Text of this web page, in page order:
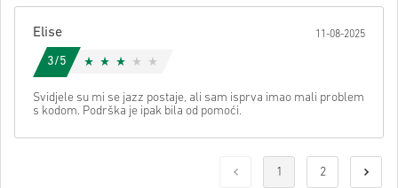
Elise 11-08-2025
3/5
Svidjele su mi se jazz postaje, ali sam isprva imao mali problem
s kodom. Podrška je ipak bila od pomoći.
1 2